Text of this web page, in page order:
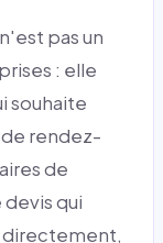
pas un
: elle
souhaite
rendez-
de
qui
directement,